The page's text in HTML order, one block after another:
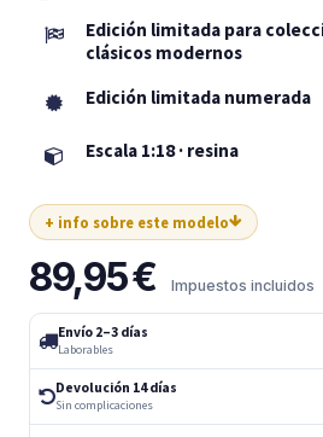
Edición limitada para
clásicos modernos
Edición limitada numerada
Escala 1:18 · resina
+ info sobre este modelo
89,95€ Impuestos incluidos
Envío 2–3 días
Laborables
Devolución 14 días
Sin complicaciones